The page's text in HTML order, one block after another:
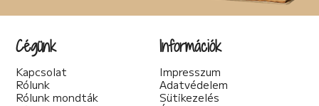
Cégünk
Kapcsolat
Rólunk
Rólunk mondták
Információk
Impresszum
Adatvédelem
Sütikezelés